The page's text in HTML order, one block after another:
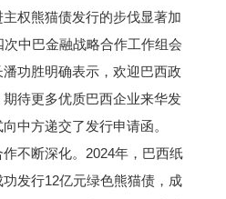
权熊猫债发行的步伐显著加
中巴金融战略合作工作组会
功胜明确表示，欢迎巴西政
待更多优质巴西企业来华发
中方递交了发行申请函。
不断深化。2024年，巴西纸
发行12亿元绿色熊猫债，成